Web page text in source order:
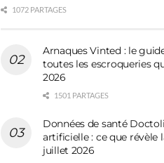
1072 PARTAGES
Arnaques Vinted : le
toutes les escroqueries
2026
1501 PARTAGES
Données de santé
artificielle : ce que révèle
juillet 2026